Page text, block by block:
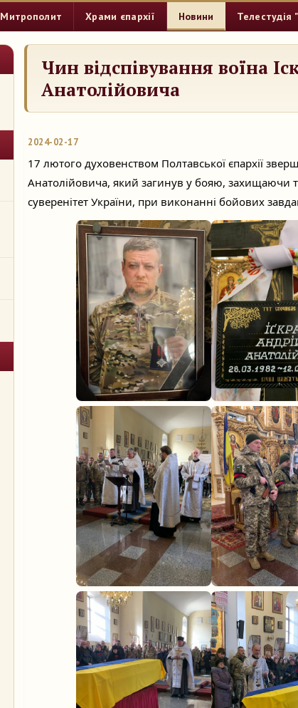
Митрополит Храми єпархії Новини Телестудія
Чин відспівування воїна
Анатолійовича
2024-02-17
17 лютого духовенством Полтавської єпархії
Анатолійовича, який загинув у бояю, захищаючи
суверенітет України, при виконанні бойових